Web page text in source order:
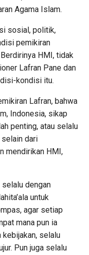
Agama Islam.
sosial, politik,
pemikiran
HMI, tidak
Lafran Pane dan
kondisi itu.
Lafran, bahwa
Indonesia, sikap
penting, atau selalu
selain dari
mendirikan HMI,
dengan
untuk
agar setiap
mana pun ia
kebijakan, selalu
Pun juga selalu